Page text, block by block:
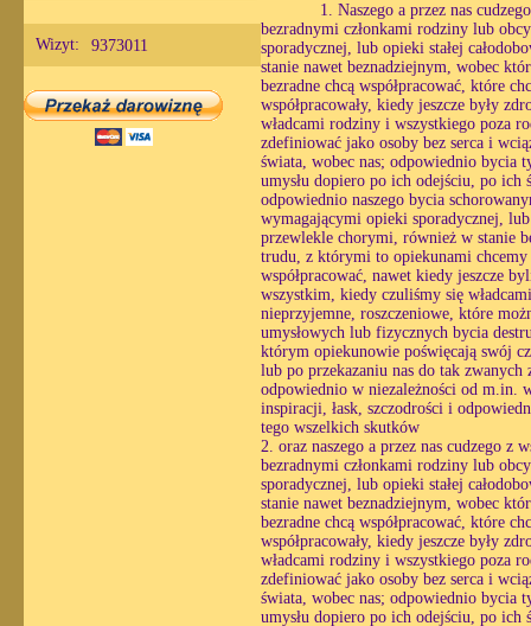
Wizyt: 9373011
1. Naszego a przez nas
bezradnymi członkami rodziny lub
sporadycznej, lub opieki stałej
stanie nawet beznadziejnym, wobec
bezradne chcą współpracować, które
współpracowały, kiedy jeszcze były
władcami rodziny i wszystkiego poza
zdefiniować jako osoby bez serca i
świata, wobec nas; odpowiednio bycia
umysłu dopiero po ich odejściu, po ich
odpowiednio naszego bycia
wymagającymi opieki sporadycznej,
przewlekle chorymi, również w stanie
trudu, z którymi to opiekunami
współpracować, nawet kiedy jeszcze
wszystkim, kiedy czuliśmy się
nieprzyjemne, roszczeniowe, które
umysłowych lub fizycznych bycia
którym opiekunowie poświęcają swój
lub po przekazaniu nas do tak
odpowiednio w niezależności od m.in.
inspiracji, łask, szczodrości i
tego wszelkich skutków
2. oraz naszego a przez nas cudzego
bezradnymi członkami rodziny lub
sporadycznej, lub opieki stałej
stanie nawet beznadziejnym, wobec
bezradne chcą współpracować, które
współpracowały, kiedy jeszcze były
władcami rodziny i wszystkiego poza
zdefiniować jako osoby bez serca i
świata, wobec nas; odpowiednio bycia
umysłu dopiero po ich odejściu, po ich